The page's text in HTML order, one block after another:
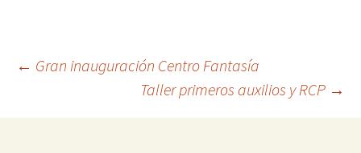
Navegación
de
← Gran inauguración Centro Fantasía
Taller primeros auxilios y RCP →